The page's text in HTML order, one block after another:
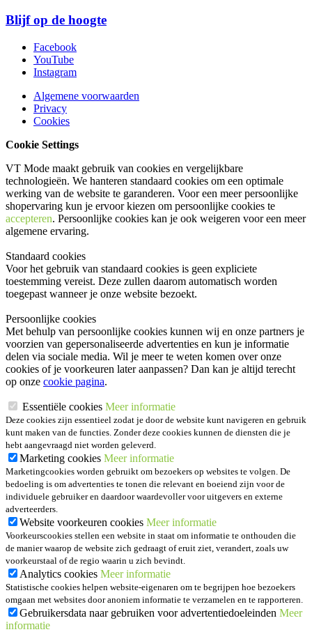
Blijf op de hoogte
Facebook
YouTube
Instagram
Algemene voorwaarden
Privacy
Cookies
Cookie Settings
VT Mode maakt gebruik van cookies en vergelijkbare
technologieën. We hanteren standaard cookies om een optimale
werking van de website te garanderen. Voor een meer persoonlijke
shopervaring kun je ervoor kiezen om persoonlijke cookies te
accepteren. Persoonlijke cookies kan je ook weigeren voor een meer
algemene ervaring.
Standaard cookies
Voor het gebruik van standaard cookies is geen expliciete
toestemming vereist. Deze zullen daarom automatisch worden
toegepast wanneer je onze website bezoekt.
Persoonlijke cookies
Met behulp van persoonlijke cookies kunnen wij en onze partners je
voorzien van gepersonaliseerde advertenties en kun je informatie
delen via sociale media. Wil je meer te weten komen over onze
cookies of je voorkeuren later aanpassen? Dan kan je altijd terecht
op onze cookie pagina.
Essentiële cookies Meer informatie
Deze cookies zijn essentieel zodat je door de website kunt navigeren en gebruik
kunt maken van de functies. Zonder deze cookies kunnen de diensten die je
hebt aangevraagd niet worden geleverd.
Marketing cookies Meer informatie
Marketingcookies worden gebruikt om bezoekers op websites te volgen. De
bedoeling is om advertenties te tonen die relevant en boeiend zijn voor de
individuele gebruiker en daardoor waardevoller voor uitgevers en externe
adverteerders.
Website voorkeuren cookies Meer informatie
Voorkeurscookies stellen een website in staat om informatie te onthouden die
de manier waarop de website zich gedraagt of eruit ziet, verandert, zoals uw
voorkeurstaal of de regio waarin u zich bevindt.
Analytics cookies Meer informatie
Statistische cookies helpen website-eigenaren om te begrijpen hoe bezoekers
omgaan met websites door anoniem informatie te verzamelen en te rapporteren.
Gebruikersdata naar gebruiken voor advertentiedoeleinden Meer
informatie